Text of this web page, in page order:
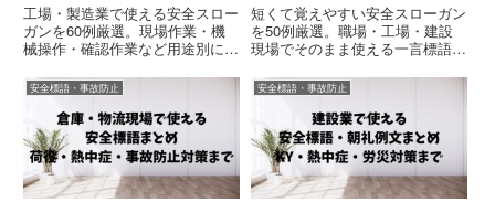
工場・製造業で使える安全スロー
ガンを60例厳選。現場作業・機
械操作・確認作業など用途別にす
り方やポイントも解説。
短くて覚えやすい安全スローガン
を50例厳選。職場・工場・建設
現場でそのまま使える一言標語を
解説し、効果的なスローガン作成
をサポートします。
安全標語・事故防止 安全標語・事故防止